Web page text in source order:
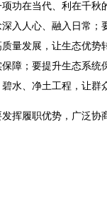
在当代、利在千秋
入人心、融入日常
量发展，让生态优
障；要提升生态系
水、净土工程，让群
履职优势，广泛协